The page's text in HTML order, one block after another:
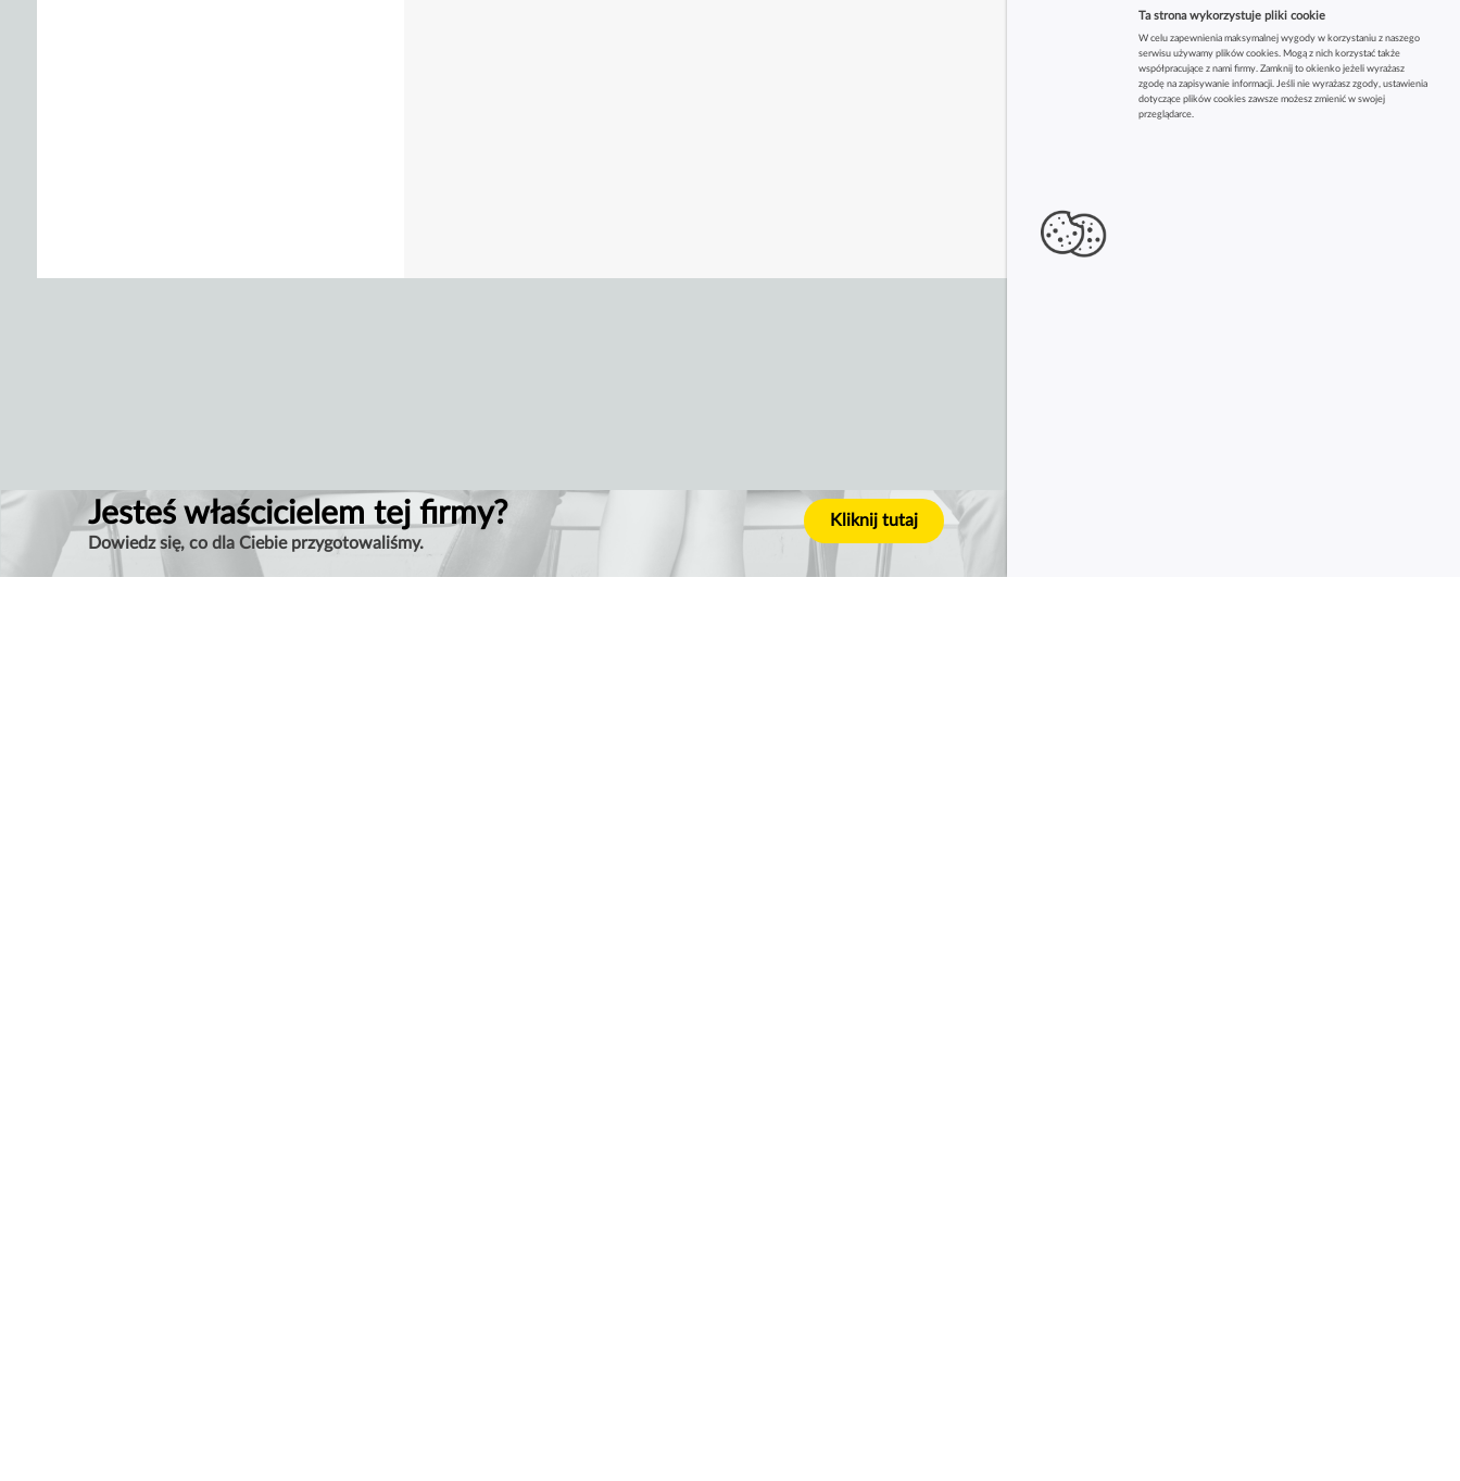
Jesteś właścicielem tej firmy?
Dowiedz się, co dla Ciebie przygotowaliśmy.
Kliknij tutaj
Ta strona wykorzystuje pliki cookie
W celu zapewnienia maksymalnej wygody w korzystaniu z naszego
serwisu używamy plików cookies. Mogą z nich korzystać także
współpracujące z nami firmy. Zamknij to okienko jeżeli wyrażasz
zgodę na zapisywanie informacji. Jeśli nie wyrażasz zgody, ustawienia
dotyczące plików cookies zawsze możesz zmienić w swojej
przeglądarce.